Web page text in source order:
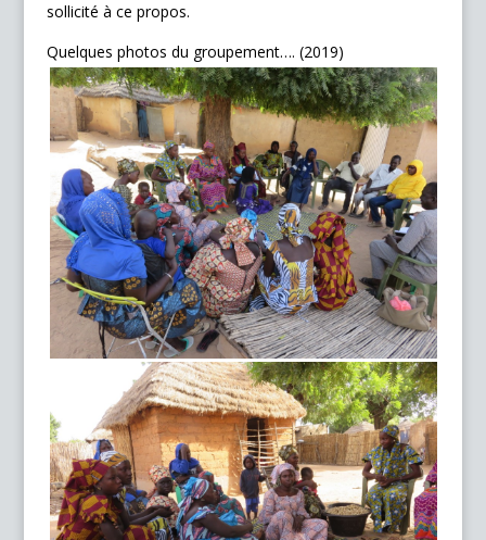
sollicité à ce propos.
Quelques photos du groupement…. (2019)